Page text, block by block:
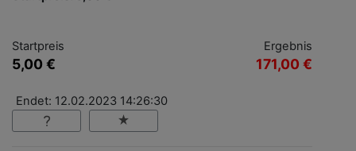
Startpreis
5,00 €
Ergebnis
171,00 €
Endet: 12.02.2023 14:26:30